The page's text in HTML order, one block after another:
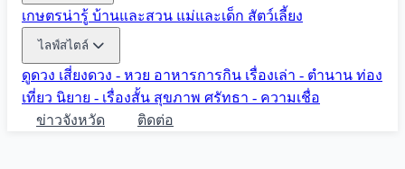
เกษตรน่ารู้ บ้านและสวน แม่และเด็ก สัตว์เลี้ยง
ไลฟ์สไตล์
ดูดวง เสี่ยงดวง - หวย อาหารการกิน เรื่องเล่า - ตำนาน ท่อง
เที่ยว นิยาย - เรื่องสั้น สุขภาพ ศรัทธา - ความเชื่อ
ข่าวจังหวัด
ติดต่อ